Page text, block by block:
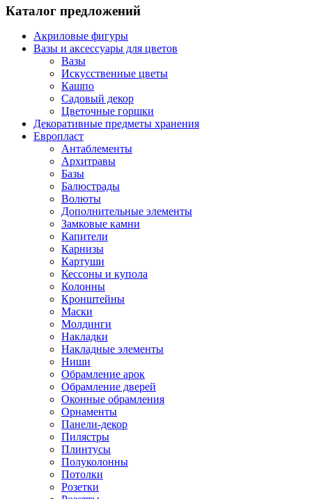
Каталог предложений
Акриловые фигуры
Вазы и аксессуары для цветов
Вазы
Искусственные цветы
Кашпо
Садовый декор
Цветочные горшки
Декоративные предметы хранения
Европласт
Антаблементы
Архитравы
Базы
Балюстрады
Волюты
Дополнительные элементы
Замковые камни
Капители
Карнизы
Картуши
Кессоны и купола
Колонны
Кронштейны
Маски
Молдинги
Накладки
Накладные элементы
Ниши
Обрамление арок
Обрамление дверей
Оконные обрамления
Орнаменты
Панели-декор
Пилястры
Плинтусы
Полуколонны
Потолки
Розетки